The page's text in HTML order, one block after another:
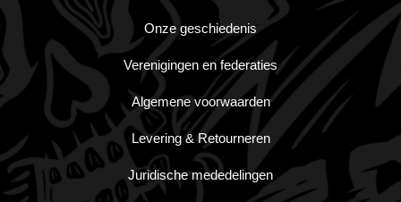
Onze geschiedenis
Verenigingen en federaties
Algemene voorwaarden
Levering & Retourneren
Juridische mededelingen